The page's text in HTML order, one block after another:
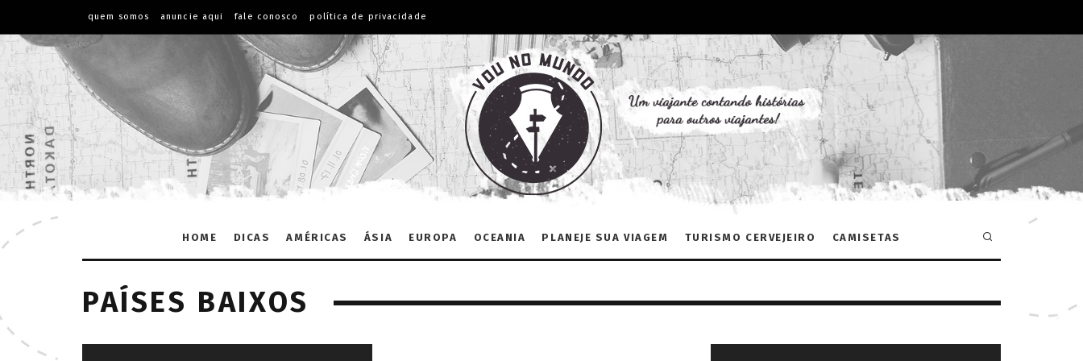
quem somos anuncie aqui fale conosco política de privacidade
HOME DICAS AMÉRICAS ÁSIA EUROPA OCEANIA PLANEJE SUA VIAGEM TURISMO CERVEJEIRO CAMISETAS
PAÍSES BAIXOS